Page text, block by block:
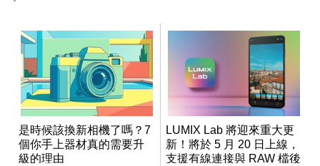
是時候該換新相機了嗎？7
個你手上器材真的需要升
級的理由
LUMIX Lab 將迎來重大更
新！將於 5 月 20 日上線，
支援有線連接與 RAW 檔後